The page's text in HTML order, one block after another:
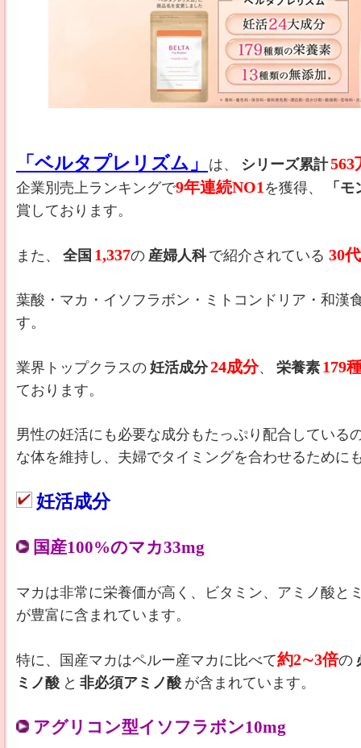
「ベルタプレリズム」 は、 シリーズ累計563
企業別売上ランキングで9年連続NO1 を獲得、
「
賞しております。
また、 全国 1,337の 産婦人科 で紹介されている30代
葉酸・マカ・イソフラボン・ミトコンドリア・和漢
す。
業界トップクラスの 妊活成分24成分、 栄養素 179
ております。
男性の妊活にも必要な成分もたっぷり配合している
な体を維持し、夫婦でタイミングを合わせるために
妊活成分
国産100%のマカ33mg
マカは非常に栄養価が高く、ビタミン、アミノ酸と
が豊富に含まれています。
特に、国産マカはペルー産マカに比べて約2∼3倍の
ミノ酸 と 非必須アミノ酸 が含まれています。
アグリコン型イソフラボン10mg